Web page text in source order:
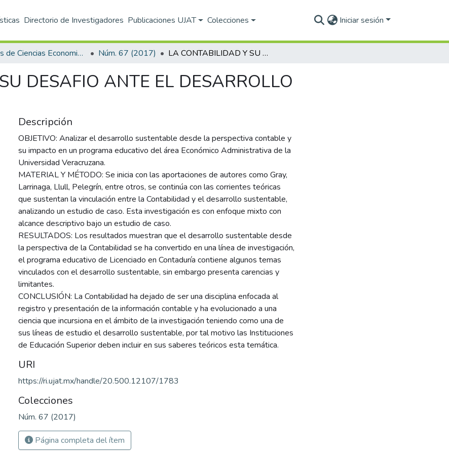
Directorio de Investigadores Publicaciones UJAT Colecciones Iniciar sesión
Hitos de Ciencias Economico Administrativas Núm. 67 (2017) LA CONTABILIDAD Y SU DESAFIO ANTE EL DESARROLLO SUSTENTABLE
DESAFIO ANTE EL DESARROLLO
Descripción
OBJETIVO: Analizar el desarrollo sustentable desde la perspectiva contable y
su impacto en un programa educativo del área Económico Administrativa de la
Universidad Veracruzana.
MATERIAL Y MÉTODO: Se inicia con las aportaciones de autores como Gray,
Larrinaga, Llull, Pelegrín, entre otros, se continúa con las corrientes teóricas
que sustentan la vinculación entre la Contabilidad y el desarrollo sustentable,
analizando un estudio de caso. Esta investigación es con enfoque mixto con
alcance descriptivo bajo un estudio de caso.
RESULTADOS: Los resultados muestran que el desarrollo sustentable desde
la perspectiva de la Contabilidad se ha convertido en una línea de investigación,
el programa educativo de Licenciado en Contaduría contiene algunos temas
vinculados con el desarrollo sustentable, sin embargo presenta carencias y
limitantes.
CONCLUSIÓN: La Contabilidad ha dejado de ser una disciplina enfocada al
registro y presentación de la información contable y ha evolucionado a una
ciencia que incursiona en el ámbito de la investigación teniendo como una de
sus líneas de estudio el desarrollo sustentable, por tal motivo las Instituciones
de Educación Superior deben incluir en sus saberes teóricos esta temática.
URI
https://ri.ujat.mx/handle/20.500.12107/1783
Colecciones
Núm. 67 (2017)
Página completa del ítem